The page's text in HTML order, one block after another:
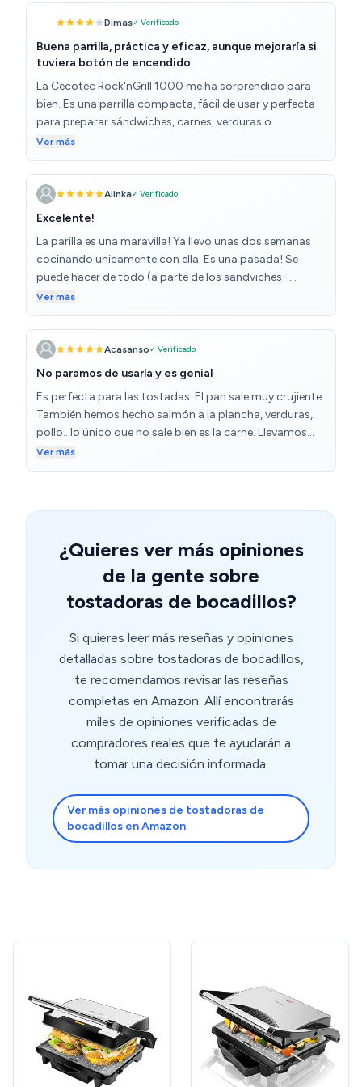
bastante más segura y fácil de usar así. Son cuatro
Dimas✓ Verificado
Buena parrilla, práctica y eficaz, aunque mejoraría si
tuviera botón de encendido
La Cecotec Rock'nGrill 1000 me ha sorprendido para
bien. Es una parrilla compacta, fácil de usar y perfecta
para preparar sándwiches, carnes, verduras o
pescados. El revestimiento antiadherente RockStone
funciona muy bien, no se pega nada y la limpieza es muy
sencilla. El tamaño es ideal para cocinas pequeñas y la
placa superior flotante se adapta bien a diferentes
grosores de alimentos. Además, el cajetín recogegrasas
Estoy muy contento con el rendimiento en general,
aunque personalmente no me convence que tenga un
botón de encendido y apagado. Preferiría que tuviera un
botón de encendido y apagado y regulador de
temperatura. Aun así, por su precio y funcionalidad, es
Ver más
Alinka✓ Verificado
Excelente!
La parilla es una maravilla! Ya llevo unas dos semanas
cocinando unicamente con ella. Es una pasada! Se
puede hacer de todo (a parte de los sandviches -
carnes, hamburguesas, pancakes, durums...) muy
rapido y sensillo, sin perder el tiempo. Super! Me
encanta un monton! De momento la mejor compra y
mejor uso y aprovechamiento de todos los
electrodomesticos que tengo ( en cambio de la
dichosa airfraer, por ejemplo, que solo ocupa lugar).
Ver más
Acasanso✓ Verificado
No paramos de usarla y es genial
Es perfecta para las tostadas. El pan sale muy crujiente.
También hemos hecho salmón a la plancha, verduras,
pollo...lo único que no sale bien es la carne. Llevamos
usándola 6 meses y es genial. Se limpia facilísimo y nada
se pega. Incluso hemos hecho huevos a la plancha y
Ver más
¿Quieres ver más opiniones
de la gente sobre
tostadoras de bocadillos?
Si quieres leer más reseñas y opiniones
detalladas sobre tostadoras de bocadillos,
te recomendamos revisar las reseñas
completas en Amazon. Allí encontrarás
miles de opiniones verificadas de
compradores reales que te ayudarán a
tomar una decisión informada.
Ver más opiniones de tostadoras de
bocadillos en Amazon